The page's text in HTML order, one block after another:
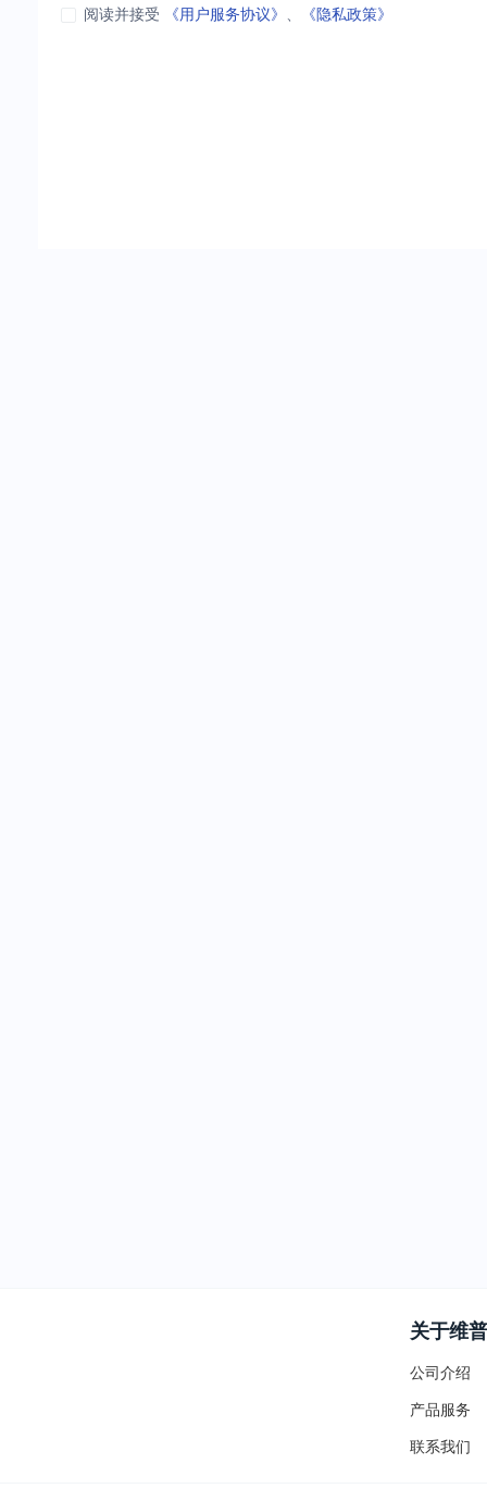
阅读并接受 《用户服务协议》 、 《隐私政策》
关于维普
公司介绍
产品服务
联系我们